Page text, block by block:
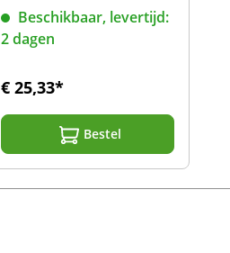
Beschikbaar, levertijd:
2 dagen
€ 25,33*
Bestel